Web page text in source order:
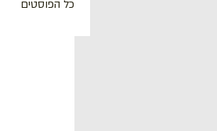
כל הפוסטים